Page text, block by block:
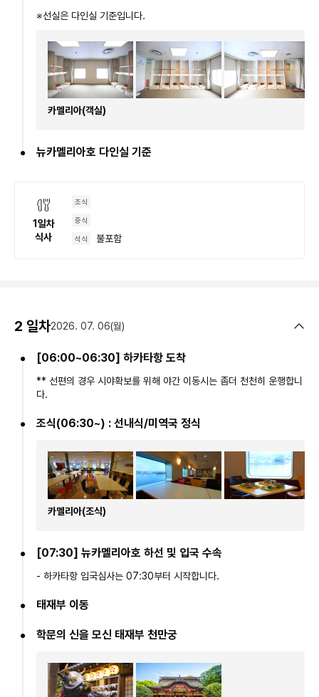
※선실은 다인실 기준입니다.
카멜리아(객실)
뉴카멜리아호 다인실 기준
1 일차
식사
조식
중식
석식 불포함
2 일차2026. 07. 06(월)
[06:00~06:30] 하카타항 도착
** 선편의 경우 시야확보를 위해 야간 이동시는 좀더 천천히 운행합니
다.
조식(06:30~) : 선내식/미역국 정식
카멜리아(조식)
[07:30] 뉴카멜리아호 하선 및 입국 수속
- 하카타항 입국심사는 07:30부터 시작합니다.
태재부 이동
학문의 신을 모신 태재부 천만궁